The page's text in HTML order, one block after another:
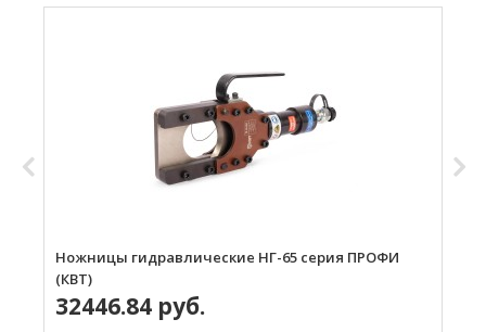
Ножницы гидравлические НГ-65 серия ПРОФИ
(КВТ)
32446.84 руб.